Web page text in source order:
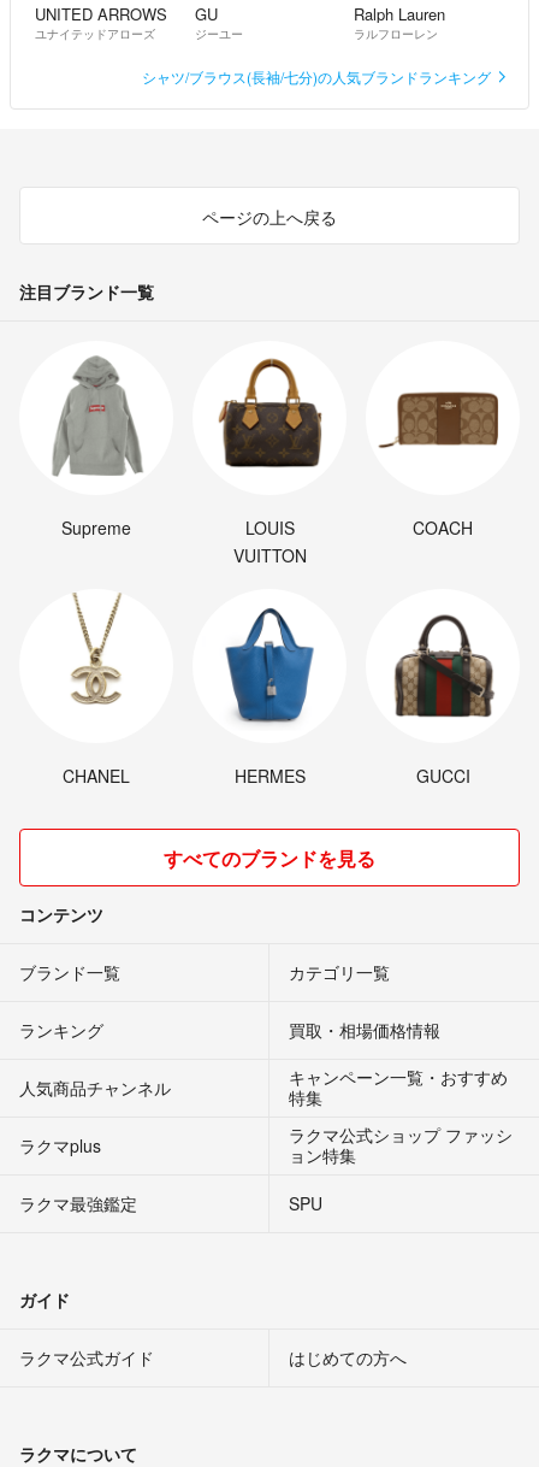
UNITED ARROWS
ユナイテッドアローズ
GU
ジーユー
Ralph Lauren
ラルフローレン
シャツ/ブラウス(長袖/七分)の人気ブランドランキング
ページの上へ戻る
注目ブランド一覧
Supreme
LOUIS
VUITTON
COACH
CHANEL HERMES GUCCI
すべてのブランドを見る
コンテンツ
ブランド一覧 カテゴリ一覧
ランキング 買取・相場価格情報
人気商品チャンネル
キャンペーン一覧・おすすめ
特集
ラクマplus
ラクマ公式ショップ ファッシ
ョン特集
ラクマ最強鑑定
SPU
ガイド
ラクマ公式ガイド はじめての方へ
ラクマについて